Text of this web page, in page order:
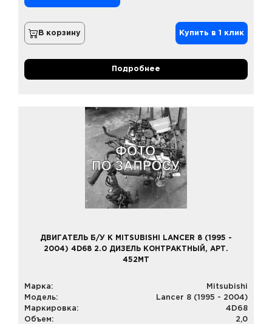
В корзину Купить в 1 клик
Подробнее
ДВИГАТЕЛЬ Б/У К MITSUBISHI LANCER 8 (1995 -
2004) 4D68 2.0 ДИЗЕЛЬ КОНТРАКТНЫЙ, АРТ.
452MT
Марка:
Mitsubishi
Модель:
Lancer 8 (1995 - 2004)
Маркировка:
4D68
Объем:
2,0